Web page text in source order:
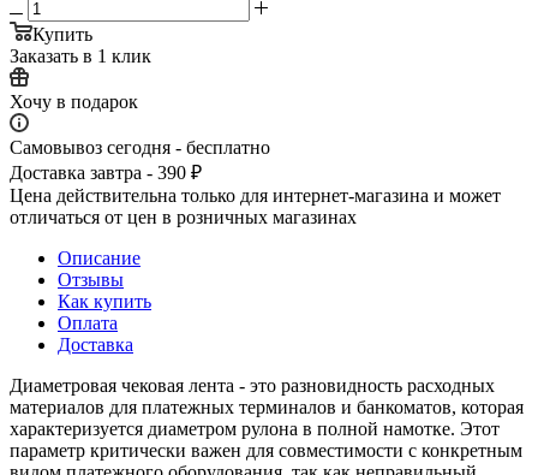
Купить
Заказать в 1 клик
Хочу в подарок
Самовывоз сегодня - бесплатно
Доставка завтра - 390 ₽
Цена действительна только для интернет-магазина и может
отличаться от цен в розничных магазинах
Описание
Отзывы
Как купить
Оплата
Доставка
Диаметровая чековая лента - это разновидность расходных
материалов для платежных терминалов и банкоматов, которая
характеризуется диаметром рулона в полной намотке. Этот
параметр критически важен для совместимости с конкретным